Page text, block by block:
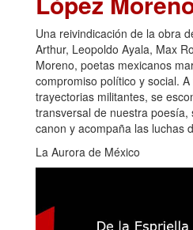
Una reivindicación de la obra
Arthur, Leopoldo Ayala, Max
Moreno, poetas mexicanos
compromiso político y social.
trayectorias militantes, se
transversal de nuestra
canon y acompaña las luchas
La Aurora de México